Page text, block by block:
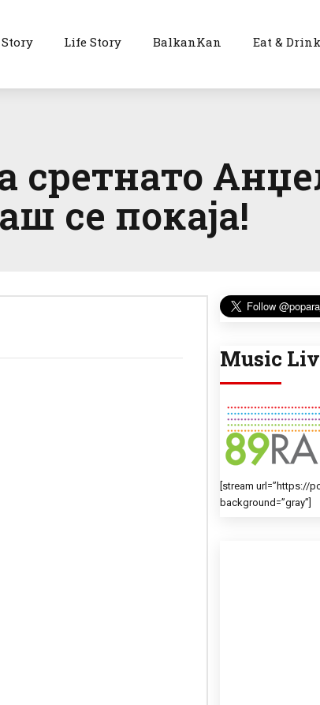
Life Story BalkanKan Eat &
сретнато
се покаја!
Music
[stream url=”https://
background=”gray”]